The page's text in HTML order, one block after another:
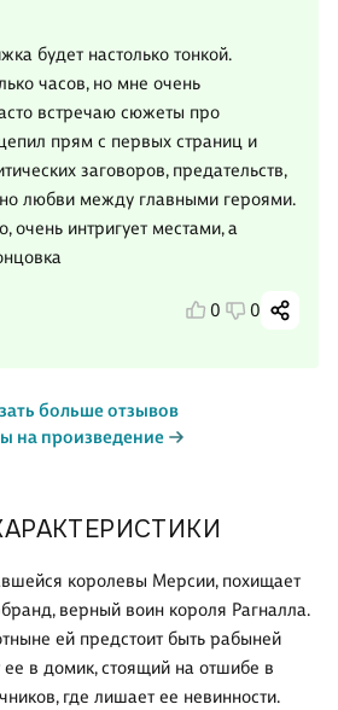
королевы Мерсии, похищает
верный воин короля Рагналла.
ей предстоит быть рабыней
в домик, стоящий на отшибе в
где лишает ее невинности.
будет настолько тонкой.
часов, но мне очень
встречаю сюжеты про
прям с первых страниц и
заговоров, предательств,
любви между главными героями.
очень интригует местами, а
0 0
больше отзывов
на произведение